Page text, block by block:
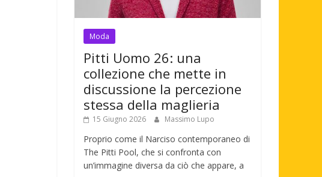
Moda
Pitti Uomo 26: una
collezione che mette in
discussione la percezione
stessa della maglieria
15 Giugno 2026 Massimo Lupo
Proprio come il Narciso contemporaneo di
The Pitti Pool, che si confronta con
un’immagine diversa da ciò che appare, a